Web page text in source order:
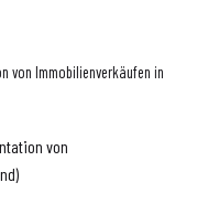
von Immobilienverkäufen in
von